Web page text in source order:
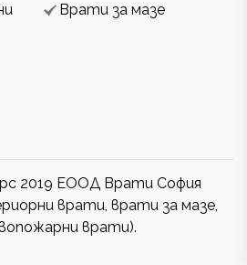
Врати за мазе
2019 ЕООД Врати София
врати, врати за мазе,
врати).